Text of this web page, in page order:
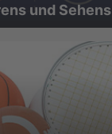
und Sehens